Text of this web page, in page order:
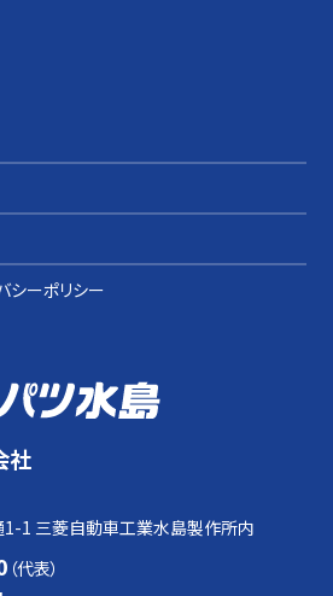
シーポリシー
社
1 三菱自動車工業水島製作所内
（代表）